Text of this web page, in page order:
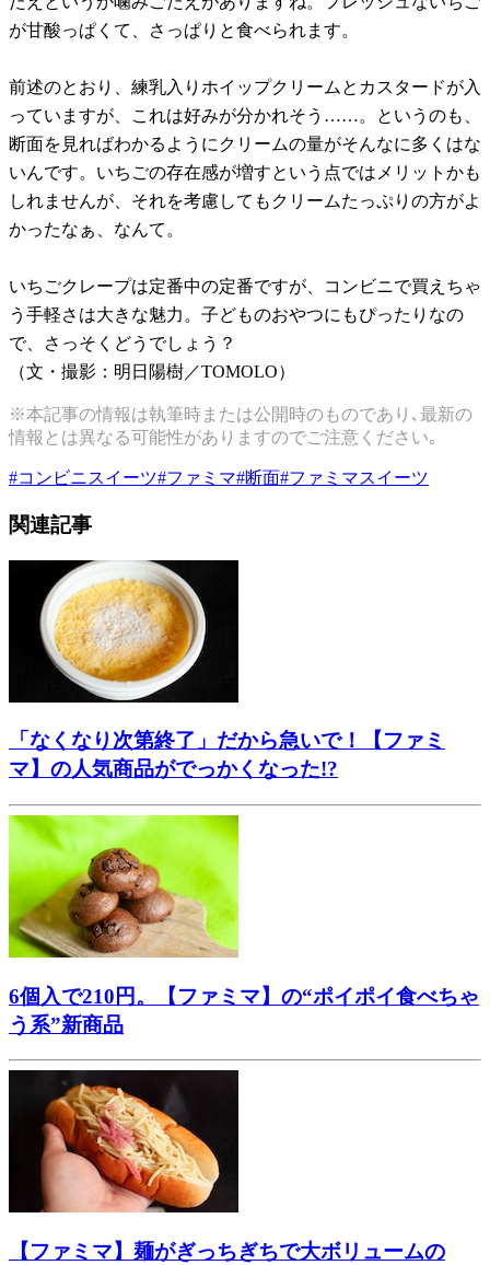
が甘酸っぱくて、さっぱりと食べられます。
前述のとおり、練乳入りホイップクリームとカスタードが入
っていますが、これは好みが分かれそう……。というのも、
断面を見ればわかるようにクリームの量がそんなに多くはな
いんです。いちごの存在感が増すという点ではメリットかも
しれませんが、それを考慮してもクリームたっぷりの方がよ
かったなぁ、なんて。
いちごクレープは定番中の定番ですが、コンビニで買えちゃ
う手軽さは大きな魅力。子どものおやつにもぴったりなの
で、さっそくどうでしょう？
（文・撮影：明日陽樹／TOMOLO）
※本記事の情報は執筆時または公開時のものであり､最新の
情報とは異なる可能性がありますのでご注意ください｡
#コンビニスイーツ#ファミマ#断面#ファミマスイーツ
関連記事
「なくなり次第終了」だから急いで！【ファミ
マ】の人気商品がでっかくなった!?
6個入で210円。【ファミマ】の“ポイポイ食べちゃ
う系”新商品
【ファミマ】麺がぎっちぎちで大ボリュームの